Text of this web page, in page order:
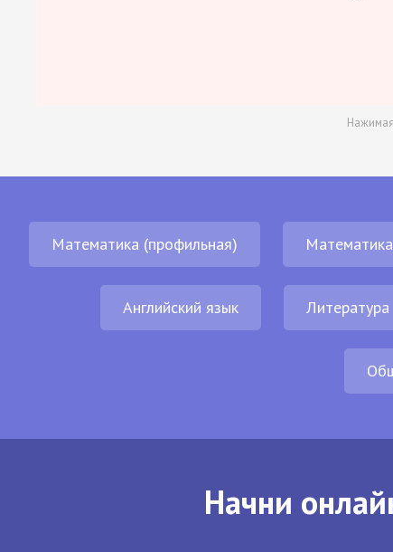
Математика (профильная)
Английский язык Литература
Начни